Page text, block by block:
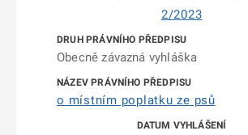
2/2023
Obecně závazná vyhláška
o místním poplatku ze psů